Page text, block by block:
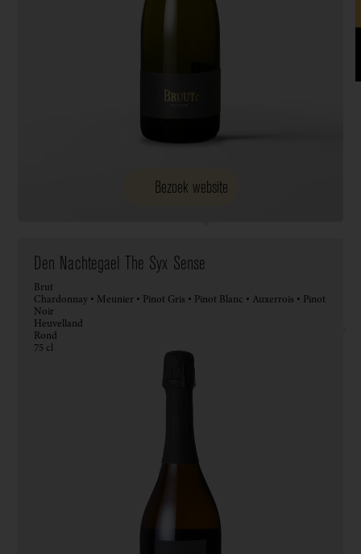
Bezoek website
Den Nachtegael The Syx Sense
Brut
Chardonnay • Meunier • Pinot Gris • Pinot Blanc • Auxerrois • Pinot
Noir
Heuvelland
Rond
75 cl